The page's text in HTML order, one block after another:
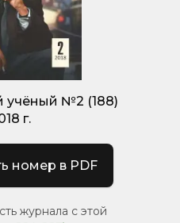
учёный №2 (188)
г.
номер в PDF
журнала с этой